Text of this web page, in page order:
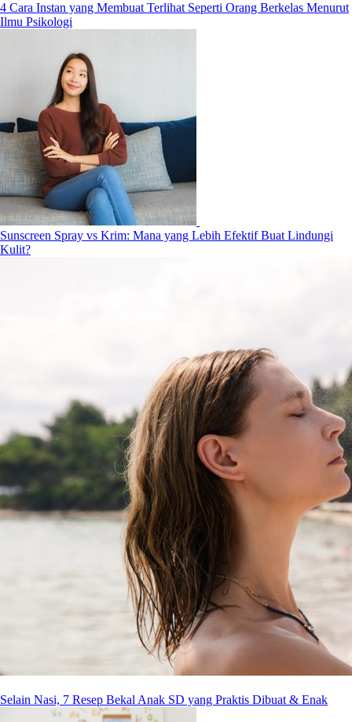
4 Cara Instan yang Membuat Terlihat Seperti Orang Berkelas Menurut
Ilmu Psikologi
Sunscreen Spray vs Krim: Mana yang Lebih Efektif Buat Lindungi
Kulit?
Selain Nasi, 7 Resep Bekal Anak SD yang Praktis Dibuat & Enak